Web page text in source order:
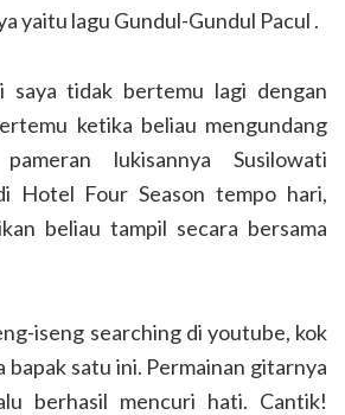
yaitu lagu Gundul-Gundul Pacul .
saya tidak bertemu lagi dengan
ketika beliau mengundang
lukisannya Susilowati
Hotel Four Season tempo hari,
beliau tampil secara bersama
iseng searching di youtube, kok
bapak satu ini. Permainan gitarnya
berhasil mencuri hati. Cantik!